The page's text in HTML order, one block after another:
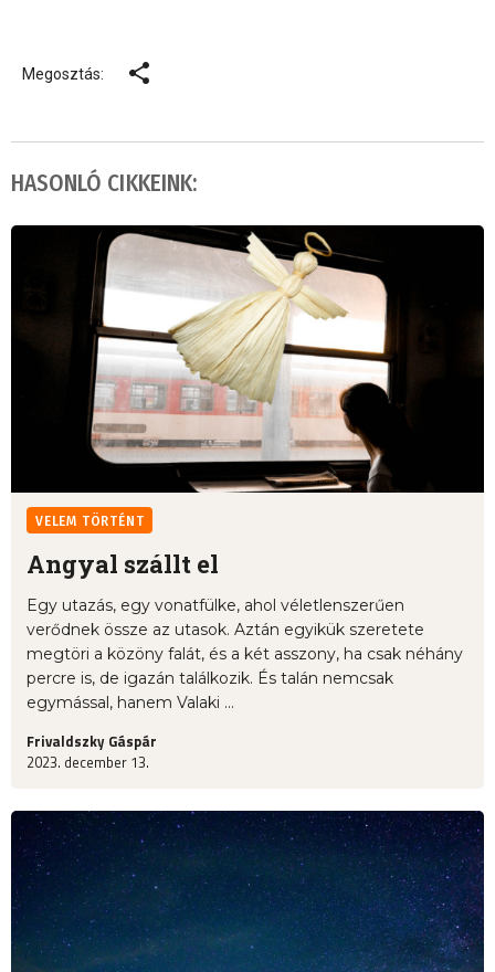
Megosztás:
HASONLÓ CIKKEINK:
VELEM TÖRTÉNT
Angyal szállt el
Egy utazás, egy vonatfülke, ahol véletlenszerűen
verődnek össze az utasok. Aztán egyikük szeretete
megtöri a közöny falát, és a két asszony, ha csak néhány
percre is, de igazán találkozik. És talán nemcsak
egymással, hanem Valaki ...
Frivaldszky Gáspár
2023. december 13.